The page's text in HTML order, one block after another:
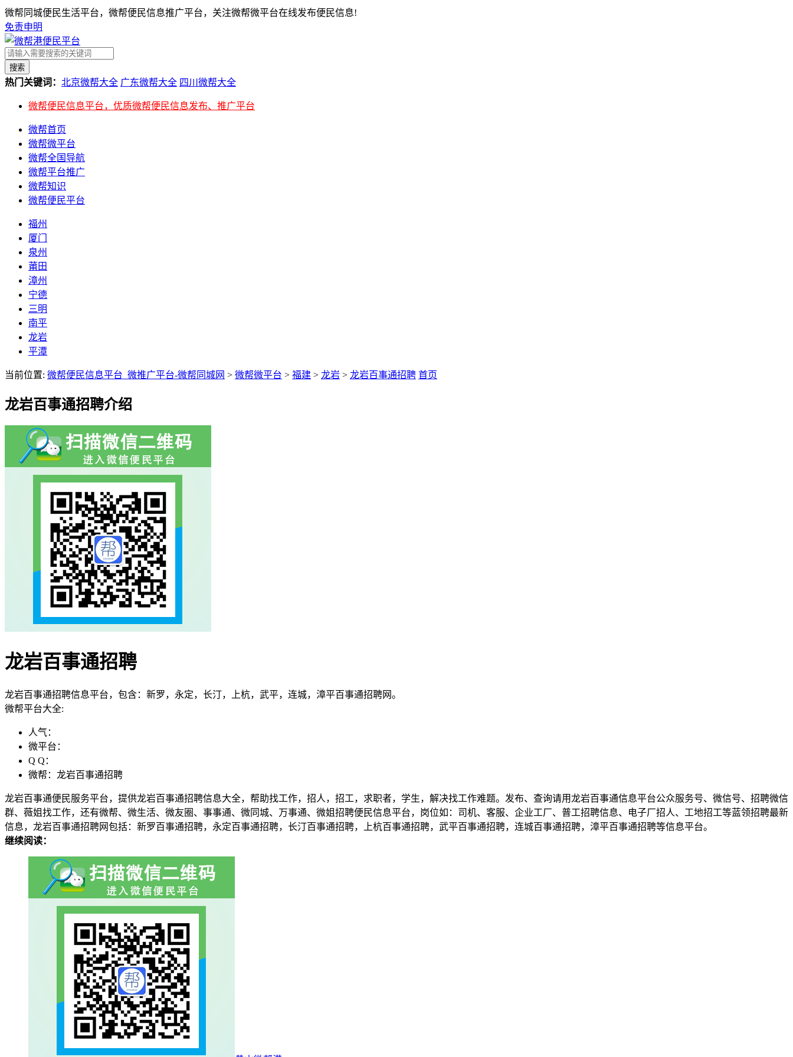
微帮同城便民生活平台，微帮便民信息推广平台，关注微帮微平台在线发布便民信息!
免责申明
搜索
热门关键词： 北京微帮大全 广东微帮大全 四川微帮大全
微帮便民信息平台，优质微帮便民信息发布、推广平台
微帮首页
微帮微平台
微帮全国导航
微帮平台推广
微帮知识
微帮便民平台
福州
厦门
泉州
莆田
漳州
宁德
三明
南平
龙岩
平潭
当前位置: 微帮便民信息平台_微推广平台-微帮同城网 > 微帮微平台 > 福建 > 龙岩 > 龙岩百事通招聘 首页
龙岩百事通招聘介绍
龙岩百事通招聘
龙岩百事通招聘信息平台，包含：新罗，永定，长汀，上杭，武平，连城，漳平百事通招聘网。
微帮平台大全:
人气：
微平台：
Q Q：
微帮：龙岩百事通招聘
龙岩百事通便民服务平台，提供龙岩百事通招聘信息大全，帮助找工作，招人，招工，求职者，学生，解决找工作难题。发布、查询请用龙岩百事通信息平台公众服务号、微信号、招聘微信
群、薇姐找工作，还有微帮、微生活、微友圈、事事通、微同城、万事通、微姐招聘便民信息平台，岗位如：司机、客服、企业工厂、普工招聘信息、电子厂招人、工地招工等蓝领招聘最新
信息，龙岩百事通招聘网包括：新罗百事通招聘，永定百事通招聘，长汀百事通招聘，上杭百事通招聘，武平百事通招聘，连城百事通招聘，漳平百事通招聘等信息平台。
继续阅读：